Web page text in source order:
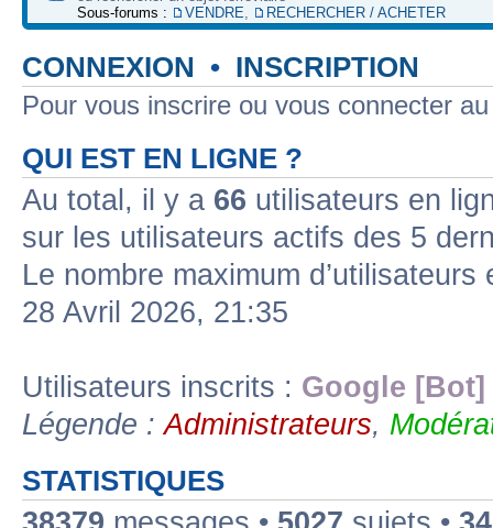
Sous-forums :
VENDRE, RECHERCHER / ACHETER
CONNEXION • INSCRIPTION
Pour vous inscrire ou vous connecter
QUI EST EN LIGNE ?
Au total, il y a 66 utilisateurs en
sur les utilisateurs actifs des 5
Le nombre maximum
28 Avril 2026, 21:35
Utilisateurs inscrits : Google [Bot]
Légende :Administrateurs,
STATISTIQUES